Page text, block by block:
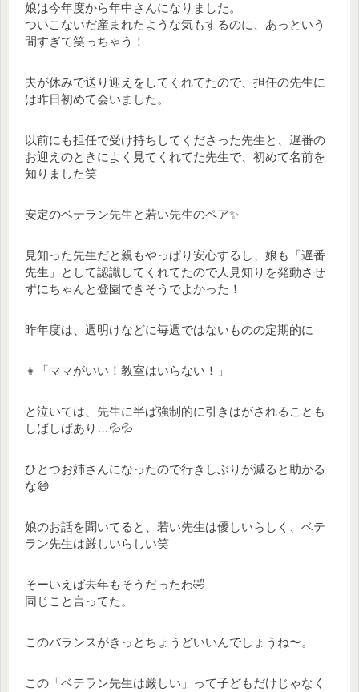
娘は今年度から年中さんになりました。
ついこないだ産まれたような気もするのに、あっという
間すぎて笑っちゃう！
夫が休みで送り迎えをしてくれてたので、担任の先生に
は昨日初めて会いました。
以前にも担任で受け持ちしてくださった先生と、遅番の
お迎えのときによく見てくれてた先生で、初めて名前を
知りました笑
安定のベテラン先生と若い先生のペア✨
見知った先生だと親もやっぱり安心するし、娘も「遅番
先生」として認識してくれてたので人見知りを発動させ
ずにちゃんと登園できそうでよかった！
昨年度は、週明けなどに毎週ではないものの定期的に
👧「ママがいい！教室はいらない！」
と泣いては、先生に半ば強制的に引きはがされることも
しばしばあり…💦💦
ひとつお姉さんになったので行きしぶりが減ると助かる
な😅
娘のお話を聞いてると、若い先生は優しいらしく、ベテ
ラン先生は厳しいらしい笑
そーいえば去年もそうだったわ🤣
同じこと言ってた。
このバランスがきっとちょうどいいんでしょうね〜。
この「ベテラン先生は厳しい」って子どもだけじゃなく